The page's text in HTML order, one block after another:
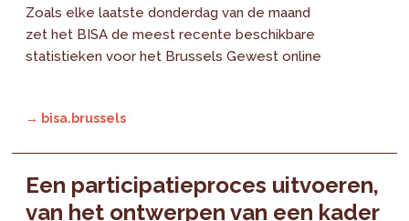
Zoals elke laatste donderdag van de maand
zet het BISA de meest recente beschikbare
statistieken voor het Brussels Gewest online
→ bisa.brussels
Een participatieproces uitvoeren,
van het ontwerpen van een kader